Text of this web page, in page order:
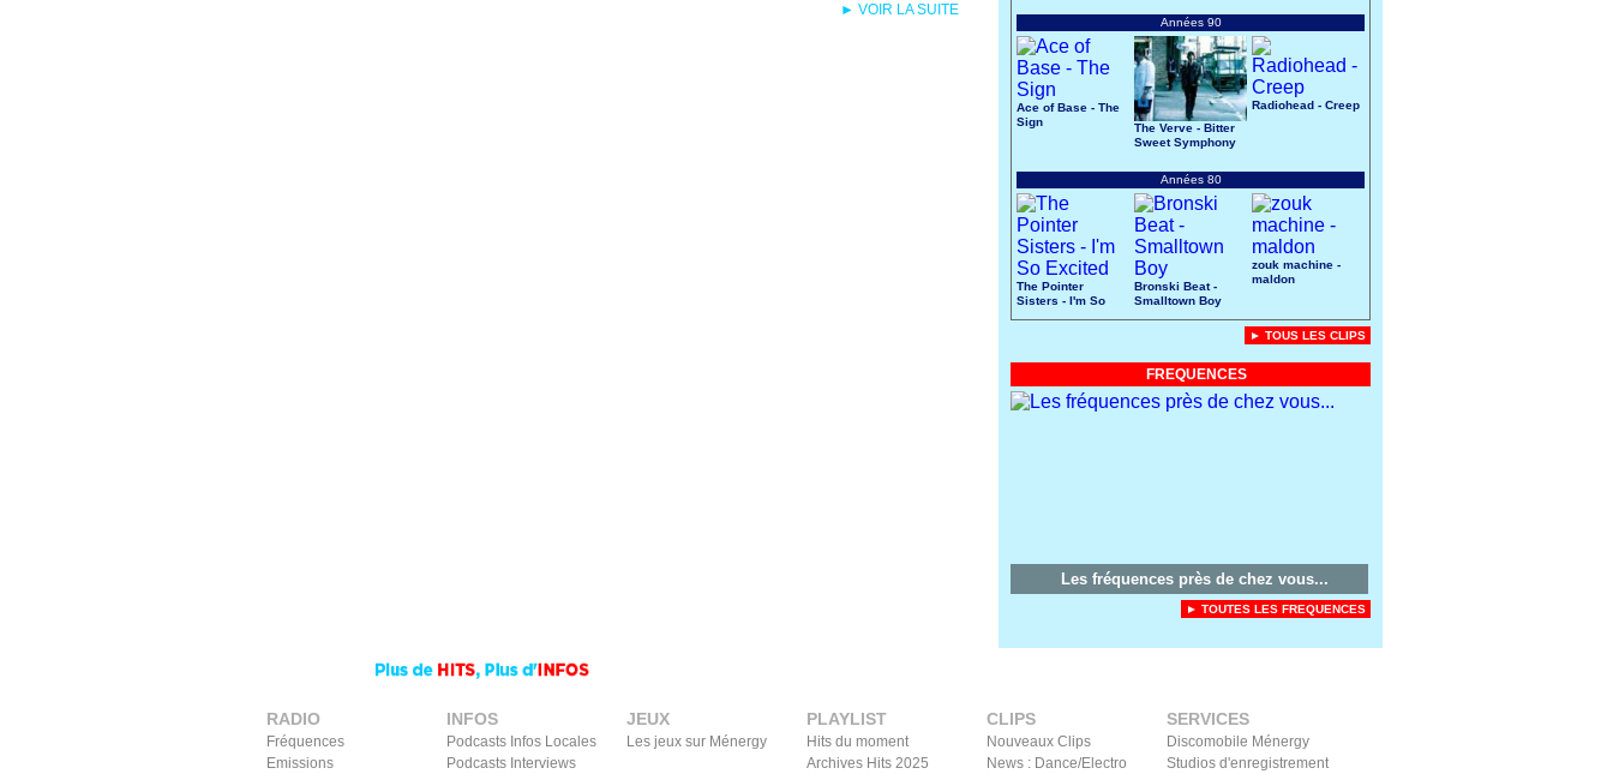
► VOIR LA SUITE
Années 90
Ace of Base - The
Sign
The Verve - Bitter
Sweet Symphony
Radiohead - Creep
Années 80
The Pointer
Sisters - I'm So
Bronski Beat -
Smalltown Boy
zouk machine -
maldon
► TOUS LES CLIPS
FREQUENCES
Les fréquences près de chez vous...
► TOUTES LES FREQUENCES
RADIO
Fréquences
Emissions
INFOS
Podcasts Infos Locales
Podcasts Interviews
JEUX
Les jeux sur Ménergy
PLAYLIST
Hits du moment
Archives Hits 2025
CLIPS
Nouveaux Clips
News : Dance/Electro
SERVICES
Discomobile Ménergy
Studios d'enregistrement